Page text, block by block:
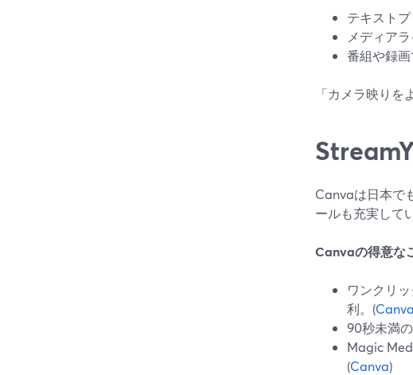
テキスト
メディア
番組や録
「カメラ映りを
Canvaは日本で
ールも充実して
Canvaの得意な
ワンクリ
利。(Canva
90秒未満
Magic
(Canva)